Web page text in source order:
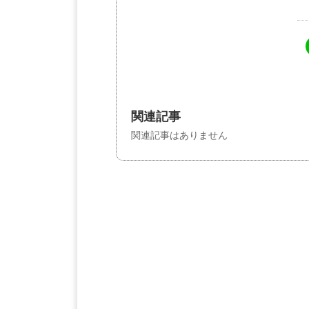
関連記事
関連記事はありません